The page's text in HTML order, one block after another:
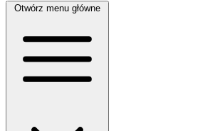
Otwórz menu główne